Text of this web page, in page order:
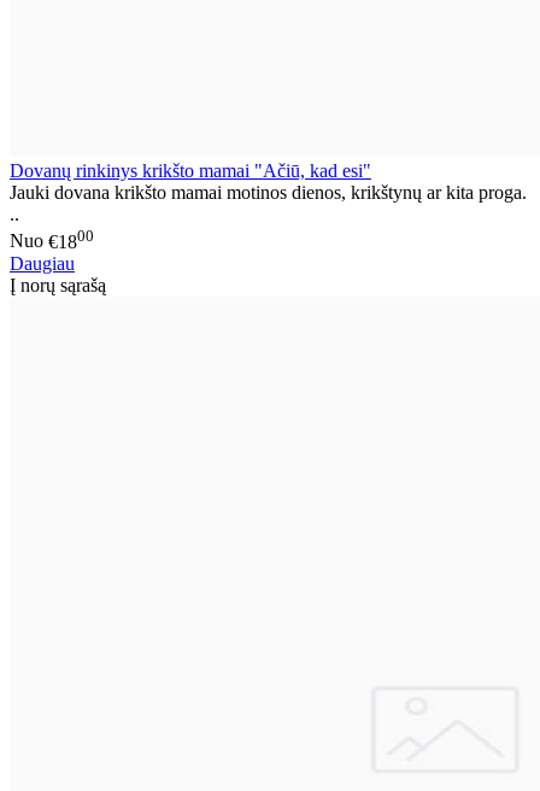
Dovanų rinkinys krikšto mamai "Ačiū, kad esi"
Jauki dovana krikšto mamai motinos dienos, krikštynų ar kita proga.
..
Nuo €1800
Daugiau
Į norų sąrašą